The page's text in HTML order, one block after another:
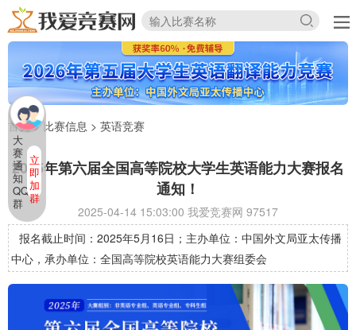
首页>比赛信息 > 英语竞赛
2025年第六届全国高等院校大学生英语能力大赛报名
通知！
2025-04-14 15:03:00 我爱竞赛网 97517
报名截止时间：2025年5月16日；主办单位：中国外文局亚太传播
中心，承办单位：全国高等院校英语能力大赛组委会
大
赛
通
知
QQ
群
立
即
加
群